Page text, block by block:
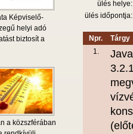
Képviselő-
helyi adó
biztosít a
a közszférában
ülés helye:
ülés időpontja:
Npr.
Tárgy
1.